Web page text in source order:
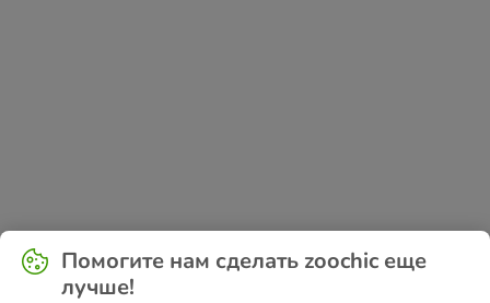
Application error: a
-side exception has occurred while
loading www.zoochic-eu.ru (see the
for more
Помогите нам сделать zoochic еще
лучше!